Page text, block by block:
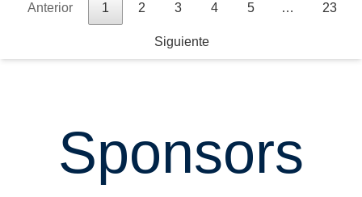
Anterior 1 2 3 4 5 … 23
Siguiente
Sponsors